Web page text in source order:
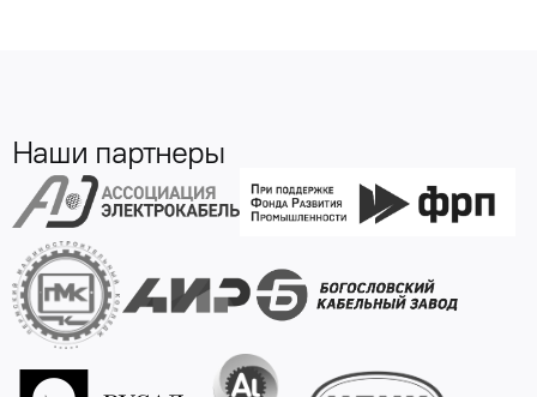
Наши партнеры